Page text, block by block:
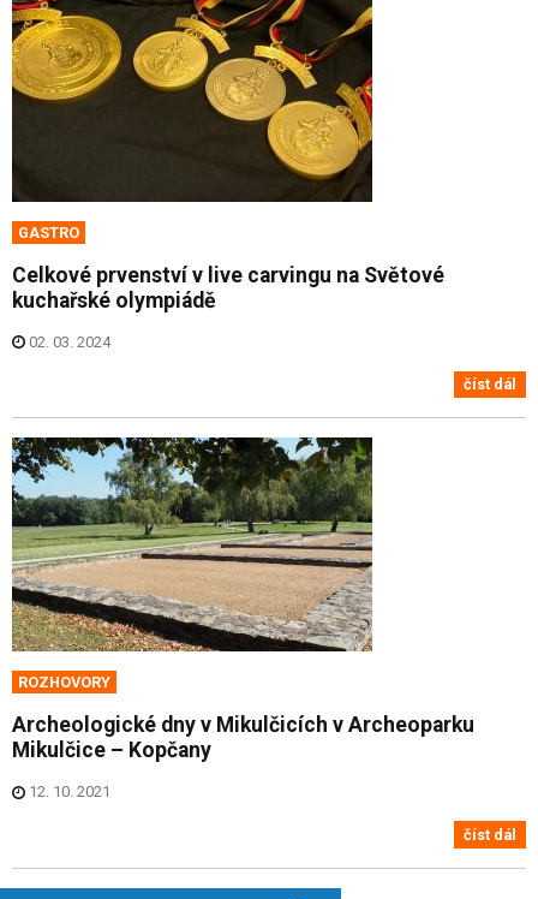
GASTRO
Celkové prvenství v live carvingu na Světové
kuchařské olympiádě
02. 03. 2024
číst dál
ROZHOVORY
Archeologické dny v Mikulčicích v Archeoparku
Mikulčice – Kopčany
12. 10. 2021
číst dál